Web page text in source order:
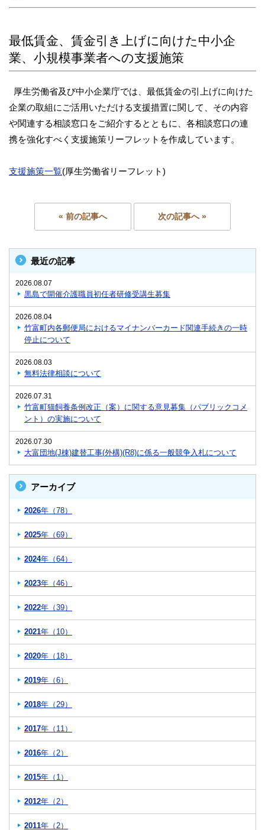
最低賃金、賃金引き上げに向けた中小企
業、小規模事業者への支援施策
厚生労働省及び中小企業庁では、最低賃金の引上げに向けた
企業の取組にご活用いただける支援措置に関して、その内容
や関連する相談窓口をご紹介するとともに、各相談窓口の連
携を強化すべく支援施策リーフレットを作成しています。
支援施策一覧(厚生労働省リーフレット)
« 前の記事へ 次の記事へ »
最近の記事
2026.08.07
黒島で開催介護職員初任者研修受講生募集
2026.08.04
竹富町内各郵便局におけるマイナンバーカード関連手続きの一時
停止について
2026.08.03
無料法律相談について
2026.07.31
竹富町猫飼養条例改正（案）に関する意見募集（パブリックコメ
ント）の実施について
2026.07.30
大富団地(J棟)建替工事(外構)(R8)に係る一般競争入札について
アーカイブ
2026年（78）
2025年（69）
2024年（64）
2023年（46）
2022年（39）
2021年（10）
2020年（18）
2019年（6）
2018年（29）
2017年（11）
2016年（2）
2015年（1）
2012年（2）
2011年（2）